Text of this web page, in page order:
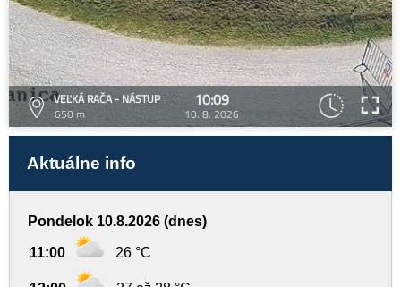
VEĽKÁ RAČA - NÁSTUP
650 m
10:09
10. 8. 2026
Aktuálne info
Pondelok 10.8.2026 (dnes)
11:00 26 °C